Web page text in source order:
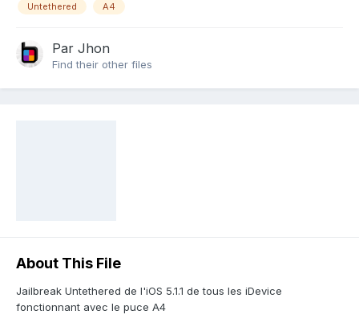
Untethered
A4
Par Jhon
Find their other files
About This File
Jailbreak Untethered de l'iOS 5.1.1 de tous les iDevice
fonctionnant avec le puce A4